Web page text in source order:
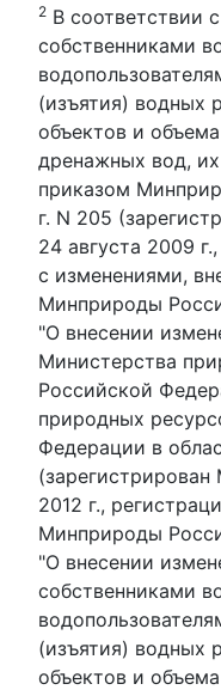
2 В соответствии
собственниками
(изъятия) водных
объектов и
дренажных вод,
приказом
г. N 205
24 августа 2009
с изменениями,
Минприроды
"О внесении
Министерства
Российской
природных
Федерации в
2012 г.,
Минприроды
"О внесении
собственниками
(изъятия) водных
объектов и